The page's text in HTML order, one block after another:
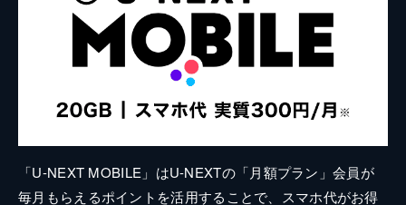
「U-NEXT MOBILE」はU-NEXTの「月額プラン」会員が
毎月もらえるポイントを活用することで、スマホ代がお得